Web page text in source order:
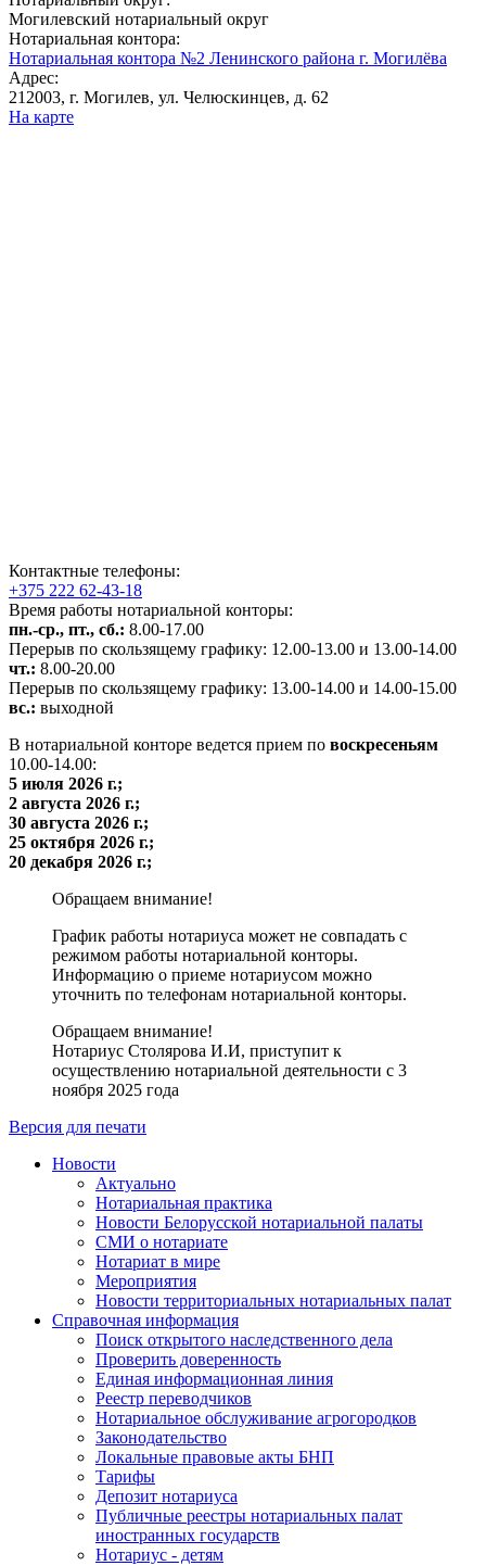
Могилевский нотариальный округ
Нотариальная контора:
Нотариальная контора №2 Ленинского района г. Могилёва
Адрес:
212003, г. Могилев, ул. Челюскинцев, д. 62
На карте
Контактные телефоны:
+375 222 62-43-18
Время работы нотариальной конторы:
пн.-ср., пт., сб.: 8.00-17.00
Перерыв по скользящему графику: 12.00-13.00 и 13.00-14.00
чт.: 8.00-20.00
Перерыв по скользящему графику: 13.00-14.00 и 14.00-15.00
вс.: выходной
В нотариальной конторе ведется прием по воскресеньям
10.00-14.00:
5 июля 2026 г.;
2 августа 2026 г.;
30 августа 2026 г.;
25 октября 2026 г.;
20 декабря 2026 г.;
Обращаем внимание!
График работы нотариуса может не совпадать с
режимом работы нотариальной конторы.
Информацию о приеме нотариусом можно
уточнить по телефонам нотариальной конторы.
Обращаем внимание!
Нотариус Столярова И.И, приступит к
осуществлению нотариальной деятельности с 3
ноября 2025 года
Версия для печати
Новости
Актуально
Нотариальная практика
Новости Белорусской нотариальной палаты
СМИ о нотариате
Нотариат в мире
Мероприятия
Новости территориальных нотариальных палат
Справочная информация
Поиск открытого наследственного дела
Проверить доверенность
Единая информационная линия
Реестр переводчиков
Нотариальное обслуживание агрогородков
Законодательство
Локальные правовые акты БНП
Тарифы
Депозит нотариуса
Публичные реестры нотариальных палат
иностранных государств
Нотариус - детям